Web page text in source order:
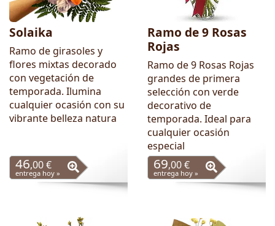
Solaika
Ramo de girasoles y
flores mixtas decorado
con vegetación de
temporada. Ilumina
cualquier ocasión con su
vibrante belleza natura
46,00 €
entrega hoy »
Ramo de 9 Rosas
Rojas
Ramo de 9 Rosas Rojas
grandes de primera
selección con verde
decorativo de
temporada. Ideal para
cualquier ocasión
especial
69,00 €
entrega hoy »